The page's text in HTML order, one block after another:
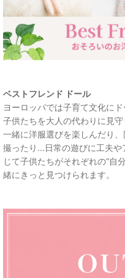
ベストフレンド ドール
ヨーロッパでは子育て文化に
子供たちを大人の代わりに見
一緒に洋服選びを楽しんだり
撮ったり...日常の遊びに工夫
じて子供たちがそれぞれの“自
緒にきっと見つけられます。